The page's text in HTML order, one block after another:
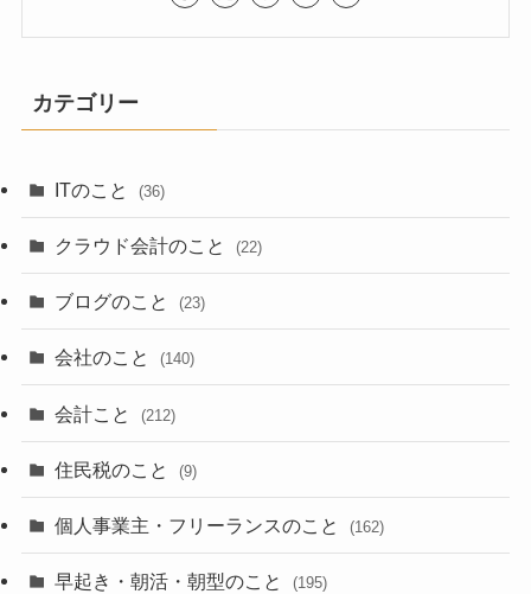
カテゴリー
ITのこと (36)
クラウド会計のこと (22)
ブログのこと (23)
会社のこと (140)
会計こと (212)
住民税のこと (9)
個人事業主・フリーランスのこと (162)
早起き・朝活・朝型のこと (195)